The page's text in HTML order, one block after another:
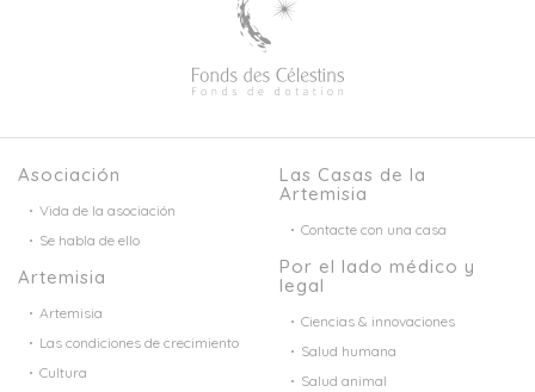
Asociación
Vida de la asociación
Se habla de ello
Artemisia
Artemisia
Las condiciones de crecimiento
Cultura
Las Casas de la
Artemisia
Contacte con una casa
Por el lado médico y
legal
Ciencias & innovaciones
Salud humana
Salud animal